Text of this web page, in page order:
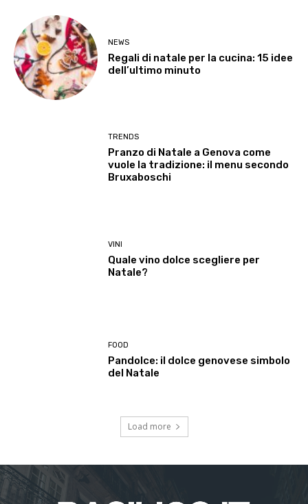
NEWS
Regali di natale per la cucina: 15 idee
dell’ultimo minuto
TRENDS
Pranzo di Natale a Genova come
vuole la tradizione: il menu secondo
Bruxaboschi
VINI
Quale vino dolce scegliere per
Natale?
FOOD
Pandolce: il dolce genovese simbolo
del Natale
Load more